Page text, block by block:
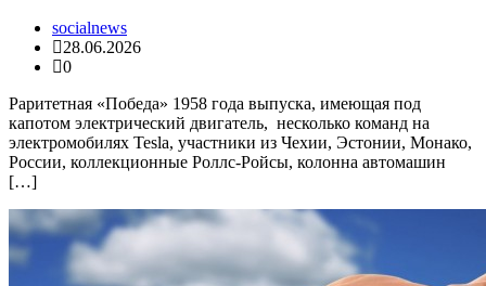
socialnews
28.06.2026
0
Раритетная «Победа» 1958 года выпуска, имеющая под
капотом электрический двигатель, несколько команд на
электромобилях Tesla, участники из Чехии, Эстонии, Монако,
России, коллекционные Роллс-Ройсы, колонна автомашин
[…]